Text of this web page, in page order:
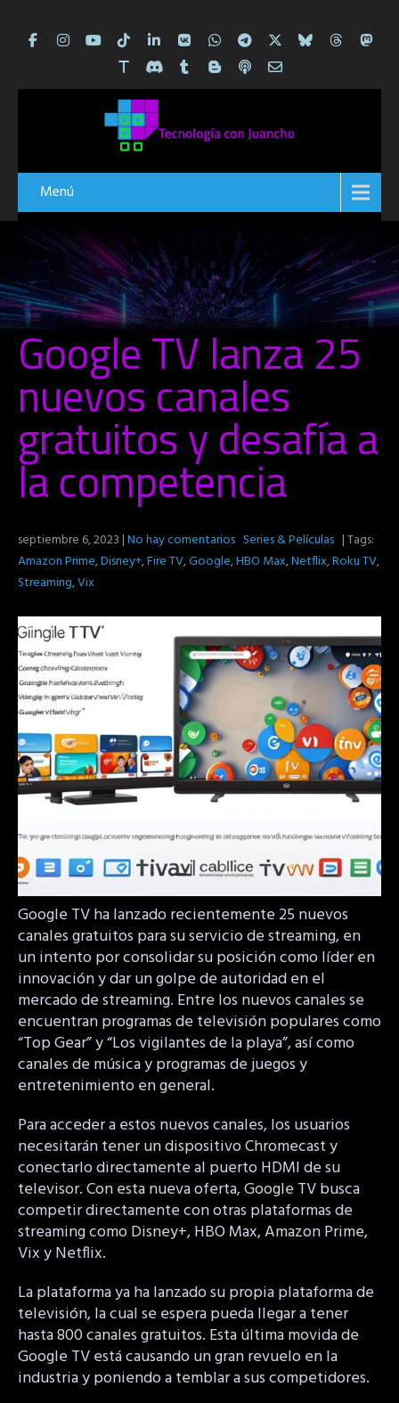
Menú
Google TV lanza 25
nuevos canales
gratuitos y desafía a
la competencia
septiembre 6, 2023|No hay comentarios Series & Películas | Tags:
Amazon Prime,Disney+,Fire TV,Google,HBO Max,Netflix,Roku TV,
Streaming,Vix
Google TV ha lanzado recientemente 25 nuevos
canales gratuitos para su servicio de streaming, en
un intento por consolidar su posición como líder en
innovación y dar un golpe de autoridad en el
mercado de streaming. Entre los nuevos canales se
encuentran programas de televisión populares como
“Top Gear” y “Los vigilantes de la playa”, así como
canales de música y programas de juegos y
entretenimiento en general.
Para acceder a estos nuevos canales, los usuarios
necesitarán tener un dispositivo Chromecast y
conectarlo directamente al puerto HDMI de su
televisor. Con esta nueva oferta, Google TV busca
competir directamente con otras plataformas de
streaming como Disney+, HBO Max, Amazon Prime,
Vix y Netflix.
La plataforma ya ha lanzado su propia plataforma de
televisión, la cual se espera pueda llegar a tener
hasta 800 canales gratuitos. Esta última movida de
Google TV está causando un gran revuelo en la
industria y poniendo a temblar a sus competidores.